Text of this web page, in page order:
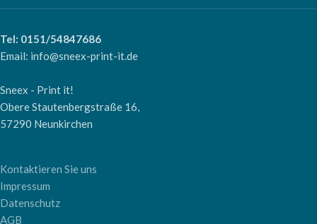
Tel: 0151/54847686
Email: info@sneex-print-it.de
Sneex - Print it!
Obere Stautenbergstraße 16,
57290 Neunkirchen
Kontaktieren Sie uns
Impressum
Datenschutz
AGB